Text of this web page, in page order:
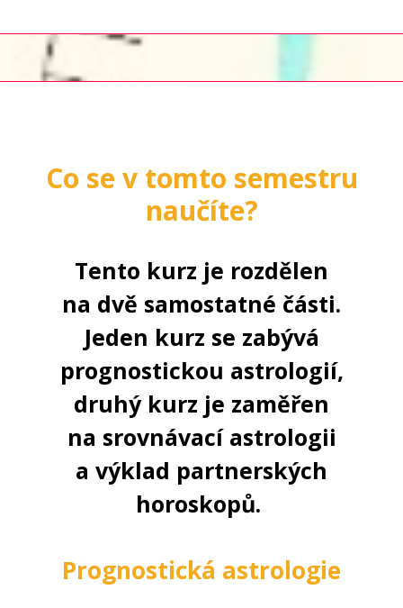
Co se v tomto semestru
naučíte?
Tento kurz je rozdělen
na dvě samostatné části.
Jeden kurz se zabývá
prognostickou astrologií,
druhý kurz je zaměřen
na srovnávací astrologii
a výklad partnerských
horoskopů.
Prognostická astrologie